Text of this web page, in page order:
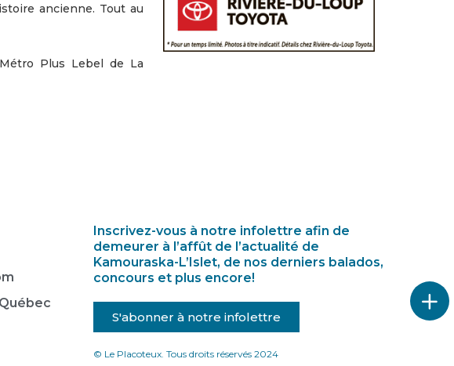
ancienne. Tout au
Plus Lebel de La
Inscrivez-vous à notre infolettre afin de
demeurer à l’affût de l’actualité de
Kamouraska-L’Islet, de nos derniers balados,
concours et plus encore!
S'abonner à notre infolettre
© Le Placoteux. Tous droits réservés 2024